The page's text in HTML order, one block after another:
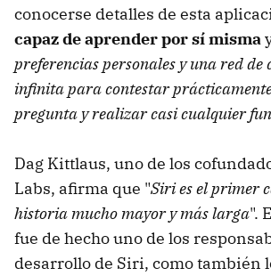
conocerse detalles de esta
capaz de aprender por sí misma
preferencias personales y una red de
infinita para contestar
pregunta y realizar casi cualquier
Dag Kittlaus, uno de los
Labs, afirma que "Siri es el primer
historia mucho mayor y más larga".
fue de hecho uno de los
desarrollo de Siri, como también